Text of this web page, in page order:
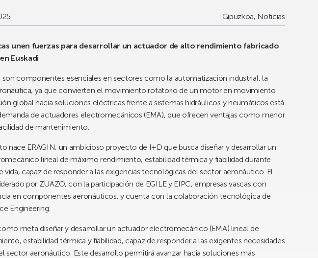
Gipuzkoa, Noticias
unen fuerzas para desarrollar un actuador de alto rendimiento fabricado
Euskadi
son componentes esenciales en sectores como la automatización industrial, la
ya que convierten el movimiento rotatorio de un motor en movimiento
global hacia soluciones eléctricas frente a sistemas hidráulicos y neumáticos está
de actuadores electromecánicos (EMA), que ofrecen ventajas como menor
de mantenimiento.
nace ERAGIN, un ambicioso proyecto de I+D que busca diseñar y desarrollar un
lineal de máximo rendimiento, estabilidad térmica y fiabilidad durante
vida, capaz de responder a las exigencias tecnológicas del sector aeronáutico. El
por ZUAZO, con la participación de EGILE y EIPC, empresas vascas con
en componentes aeronáuticos, y cuenta con la colaboración tecnológica de
Engineering.
meta diseñar y desarrollar un actuador electromecánico (EMA) lineal de
estabilidad térmica y fiabilidad, capaz de responder a las exigentes necesidades
sector aeronáutico. Este desarrollo permitirá avanzar hacia soluciones más